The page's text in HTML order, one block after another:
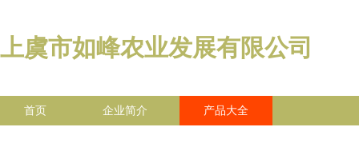
上虞市如峰农业发展有限公司
首页 企业简介 产品大全